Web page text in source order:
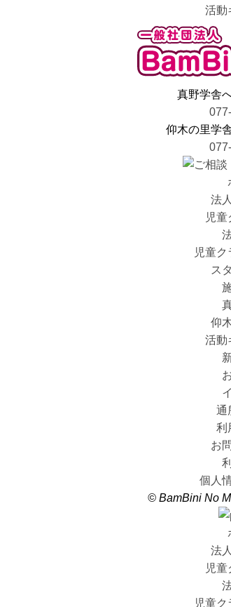
活動
真野学舎
仰木の里学
法
児
児童
ス
仰
活動
通
利
お
個人
© BamBini No
法
児
児童